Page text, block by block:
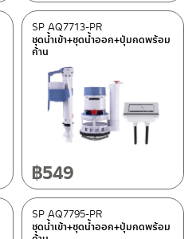
ชุดน้ำเข้า+ชุดน้ำออก+ปุ่มกดพร้อม
ก้าน
SP AQ7713-PR
฿549
ชุดน้ำเข้า+ชุดน้ำออก+ปุ่มกดพร้อม
SP AQ7795-PR